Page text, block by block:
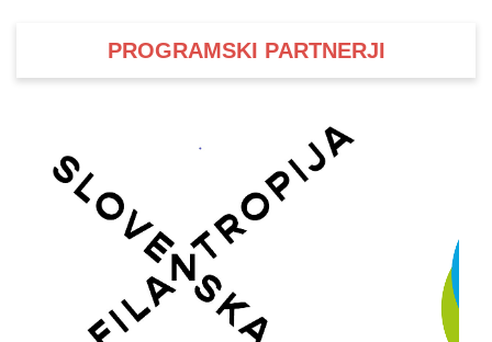
PROGRAMSKI PARTNERJI